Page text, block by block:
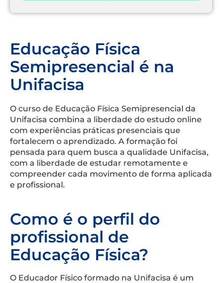
Educação Física
Semipresencial é na
Unifacisa
O curso de Educação Física Semipresencial da
Unifacisa combina a liberdade do estudo online
com experiências práticas presenciais que
fortalecem o aprendizado. A formação foi
pensada para quem busca a qualidade Unifacisa,
com a liberdade de estudar remotamente e
compreender cada movimento de forma aplicada
e profissional.
Como é o perfil do
profissional de
Educação Física?
O Educador Físico formado na Unifacisa é um